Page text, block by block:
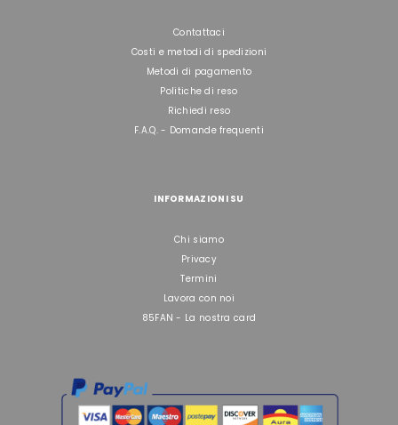
Contattaci
Costi e metodi di spedizioni
Metodi di pagamento
Politiche di reso
Richiedi reso
F.A.Q. - Domande frequenti
INFORMAZIONI SU
Chi siamo
Privacy
Termini
Lavora con noi
85FAN - La nostra card